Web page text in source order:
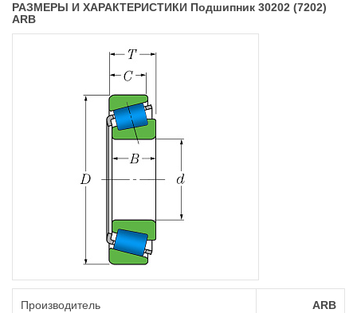
РАЗМЕРЫ И ХАРАКТЕРИСТИКИ Подшипник 30202 (7202)
ARB
Производитель ARB